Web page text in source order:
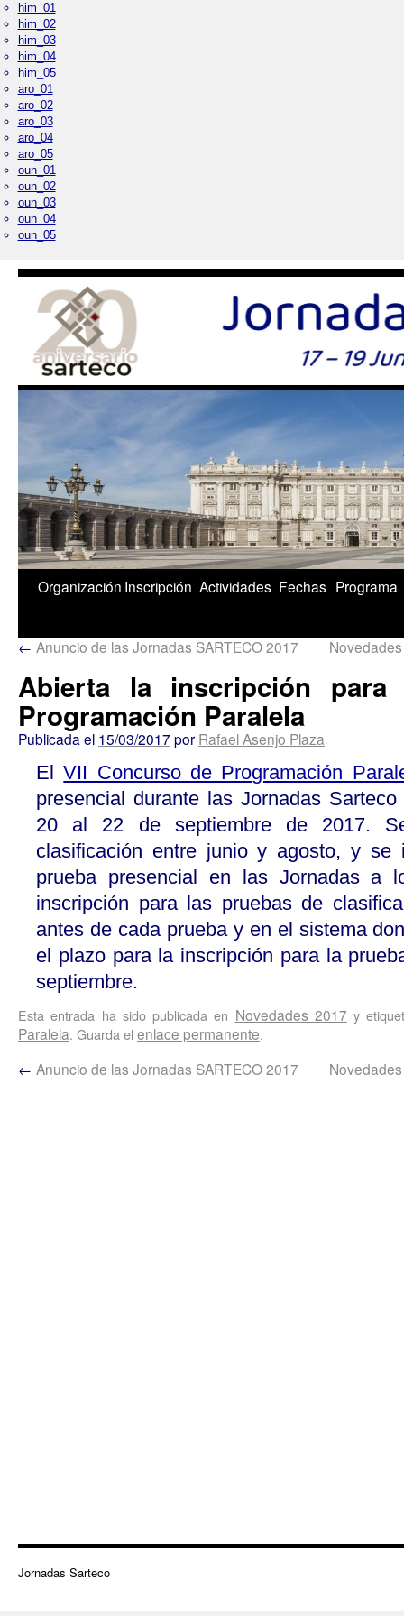
him_01
him_02
him_03
him_04
him_05
aro_01
aro_02
aro_03
aro_04
aro_05
oun_01
oun_02
oun_03
oun_04
oun_05
1/5
Palacio Real
Organización Inscripción Actividades Fechas Programa
← Anuncio de las Jornadas SARTECO 2017
Abierta la inscripción para
Programación Paralela
Publicada el 15/03/2017 por Rafael Asenjo Plaza
ElVII Concurso de Programación
presencial durante las Jornadas
20 al 22 de septiembre de 2017.
clasificación entre junio y agosto, y se
prueba presencial en las Jornadas a
inscripción para las pruebas de
antes de cada prueba y en el sistema
el plazo para la inscripción para la
septiembre.
Esta entrada ha sido publicada en Novedades 2017 y
Paralela. Guarda el enlace permanente.
← Anuncio de las Jornadas SARTECO 2017
Jornadas Sarteco